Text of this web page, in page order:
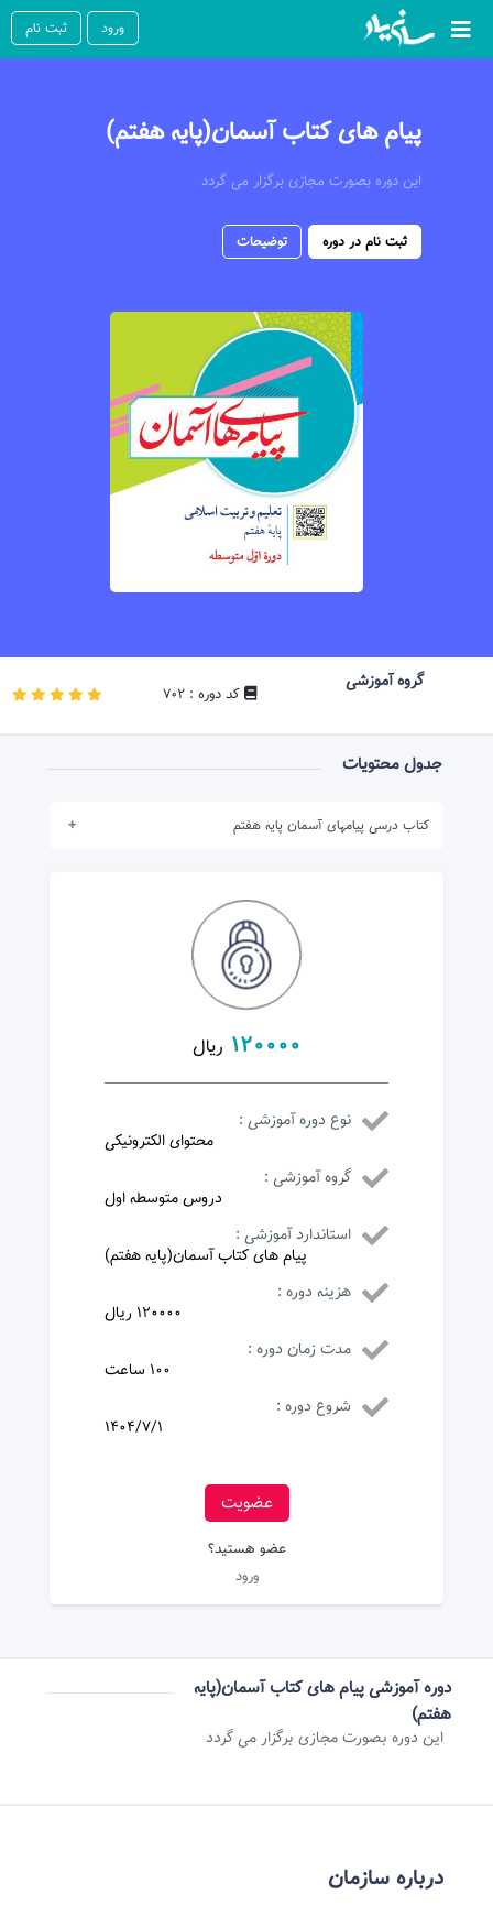
ورود ثبت نام
پیام های کتاب آسمان(پایه هفتم)
این دوره بصورت مجازی برگزار می گردد
ثبت نام در دوره توضیحات
گروه آموزشی
کد دوره : 702
جدول محتویات
کتاب درسی پیامهای آسمان پایه هفتم
در دوره ثبت نام نمایید .
120000 ریال
نوع دوره آموزشی :
محتوای الکترونیکی
گروه آموزشی :
دروس متوسطه اول
استاندارد آموزشی :
پیام های کتاب آسمان(پایه هفتم)
هزینه دوره :
120000 ریال
مدت زمان دوره :
100 ساعت
شروع دوره :
1404/7/1
عضویت
عضو هستید؟
ورود
دوره آموزشی پیام های کتاب آسمان(پایه
هفتم)
این دوره بصورت مجازی برگزار می گردد
درباره سازمان